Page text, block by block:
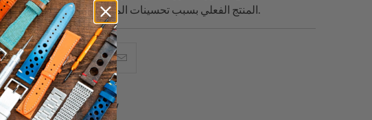
المنتج الفعلي بسبب تحسينات المنتج مثل الألوان والشعارات.
شارك
هذا
على
تويتر
شارك
هذا
على
فيسبوك
شارك
هذا
على
بينتيريست
1 review